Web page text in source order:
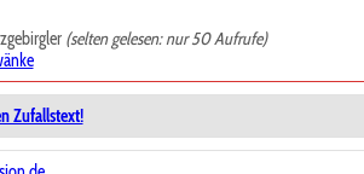
(selten gelesen: nur 50 Aufrufe)
Zufallstext!